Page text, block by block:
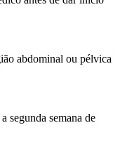
abdominal ou pélvica
segunda semana de